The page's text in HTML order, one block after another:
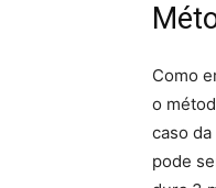
Como
o
caso
pode